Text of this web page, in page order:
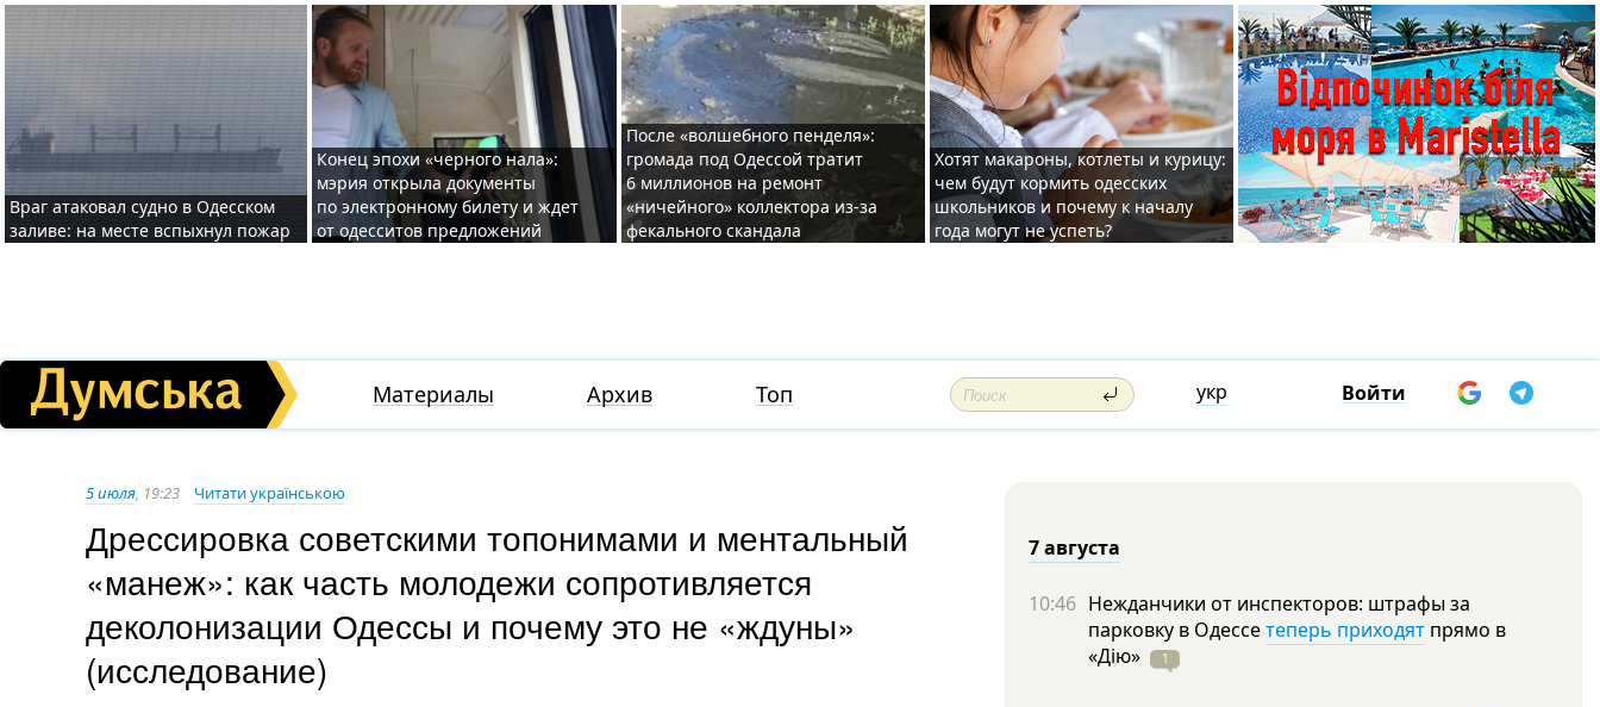
Враг атаковал судно в Одесском
заливе: на месте вспыхнул пожар
Конец эпохи «черного нала»:
мэрия открыла документы
по электронному билету и ждет
от одесситов предложений
После «волшебного пенделя»:
громада под Одессой тратит
6 миллионов на ремонт
«ничейного» коллектора из-за
фекального скандала
Хотят макароны, котлеты и курицу:
чем будут кормить одесских
школьников и почему к началу
года могут не успеть?
Материалы Архив Топ укр Войти
5 июля, 19:23 Читати українською
Дрессировка советскими топонимами и ментальный
«манеж»: как часть молодежи сопротивляется
деколонизации Одессы и почему это не «ждуны»
(исследование)
7 августа
10:46 Нежданчики от инспекторов: штрафы за
парковку в Одессетеперь приходят прямо в
«Дію»
1